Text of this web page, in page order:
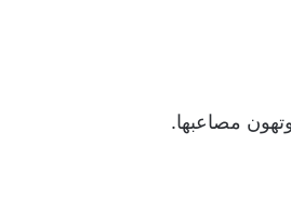
مصاعبها.